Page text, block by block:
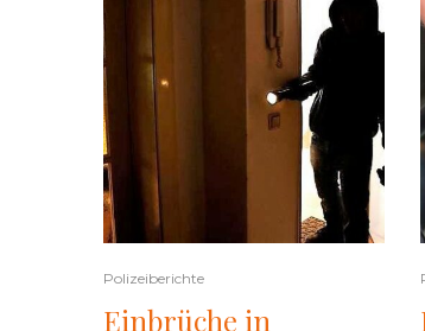
Polizeiberichte
Einbrüche in